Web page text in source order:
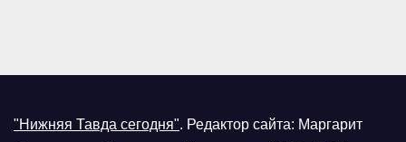
"Нижняя Тавда сегодня". Редактор сайта: Маргарит